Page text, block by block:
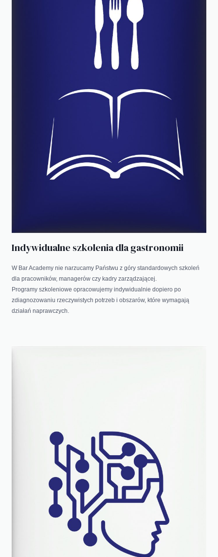
Indywidualne szkolenia dla gastronomii
W Bar Academy nie narzucamy Państwu z góry standardowych szkoleń
dla pracowników, managerów czy kadry zarządzającej.
Programy szkoleniowe opracowujemy indywidualnie dopiero po
zdiagnozowaniu rzeczywistych potrzeb i obszarów, które wymagają
działań naprawczych.